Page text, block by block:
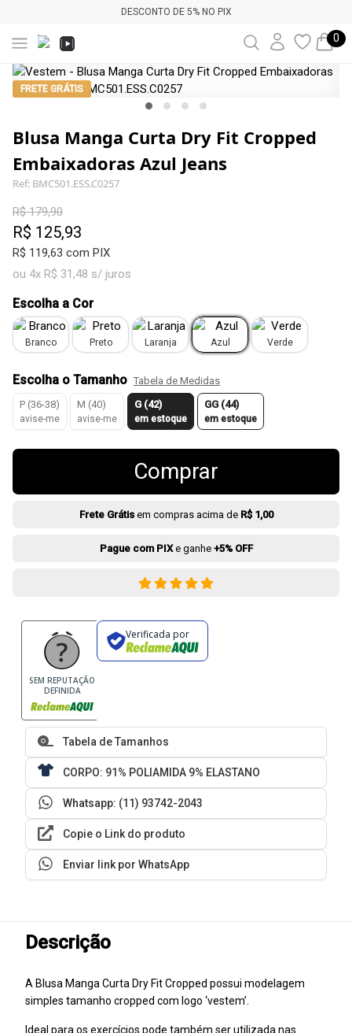
DESCONTO DE 5% NO PIX
0
FRETE GRÁTIS
Blusa Manga Curta Dry Fit Cropped
Embaixadoras Azul Jeans
Ref: BMC501.ESS.C0257
R$ 179,90
R$ 125,93
R$ 119,63 com PIX
ou 4x R$ 31,48 s/ juros
Escolha a Cor
Branco Preto Laranja Azul Verde
Escolha o Tamanho Tabela de Medidas
P (36-38)
avise-me
M (40)
avise-me
G (42)
em estoque
GG (44)
em estoque
Comprar
Frete Grátisem compras acima de R$ 1,00
Pague com PIXe ganhe +5% OFF
SEM REPUTAÇÃO
DEFINIDA
Verificada por
Tabela de Tamanhos
CORPO: 91% POLIAMIDA 9% ELASTANO
Whatsapp: (11) 93742-2043
Copie o Link do produto
Enviar link por WhatsApp
Descrição
A Blusa Manga Curta Dry Fit Cropped possui modelagem
simples tamanho cropped com logo ‘vestem’.
Ideal para os exercícios pode também ser utilizada nas